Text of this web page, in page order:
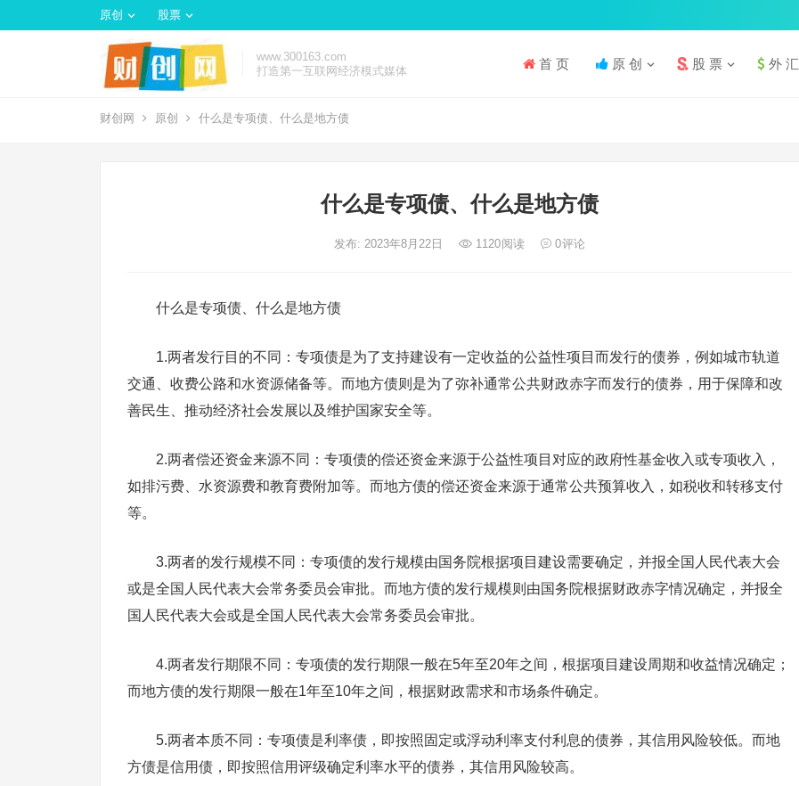
原创 股票
www.300163.com
打造第一互联网经济模式媒体
首 页 原 创 股 票 外 汇
财创网 原创 什么是专项债、什么是地方债
什么是专项债、什么是地方债
发布: 2023年8月22日 1120阅读 0评论
什么是专项债、什么是地方债
1.两者发行目的不同：专项债是为了支持建设有一定收益的公益性项目而发行的债券，例如城市轨道
交通、收费公路和水资源储备等。而地方债则是为了弥补通常公共财政赤字而发行的债券，用于保障和改
善民生、推动经济社会发展以及维护国家安全等。
2.两者偿还资金来源不同：专项债的偿还资金来源于公益性项目对应的政府性基金收入或专项收入，
如排污费、水资源费和教育费附加等。而地方债的偿还资金来源于通常公共预算收入，如税收和转移支付
等。
3.两者的发行规模不同：专项债的发行规模由国务院根据项目建设需要确定，并报全国人民代表大会
或是全国人民代表大会常务委员会审批。而地方债的发行规模则由国务院根据财政赤字情况确定，并报全
国人民代表大会或是全国人民代表大会常务委员会审批。
4.两者发行期限不同：专项债的发行期限一般在5年至20年之间，根据项目建设周期和收益情况确定；
而地方债的发行期限一般在1年至10年之间，根据财政需求和市场条件确定。
5.两者本质不同：专项债是利率债，即按照固定或浮动利率支付利息的债券，其信用风险较低。而地
方债是信用债，即按照信用评级确定利率水平的债券，其信用风险较高。